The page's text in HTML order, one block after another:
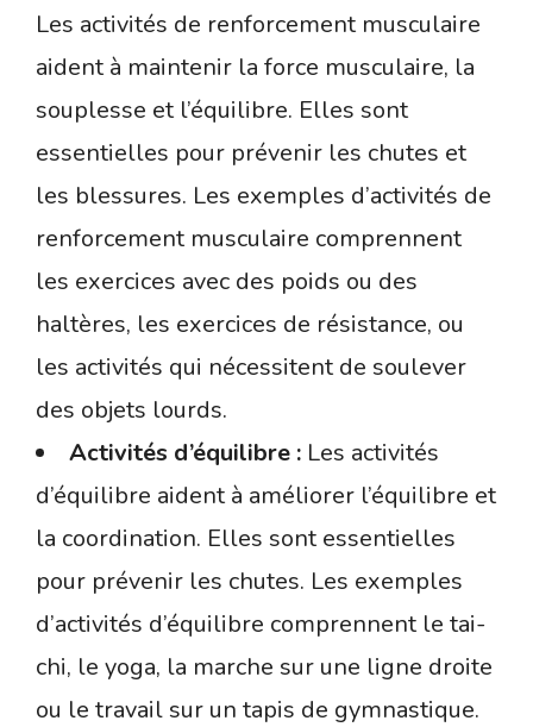
Les activités de renforcement musculaire
aident à maintenir la force musculaire, la
souplesse et l’équilibre. Elles sont
essentielles pour prévenir les chutes et
les blessures. Les exemples d’activités de
renforcement musculaire comprennent
les exercices avec des poids ou des
haltères, les exercices de résistance, ou
les activités qui nécessitent de soulever
des objets lourds.
Activités d’équilibre : Les activités
d’équilibre aident à améliorer l’équilibre et
la coordination. Elles sont essentielles
pour prévenir les chutes. Les exemples
d’activités d’équilibre comprennent le tai-
chi, le yoga, la marche sur une ligne droite
ou le travail sur un tapis de gymnastique.